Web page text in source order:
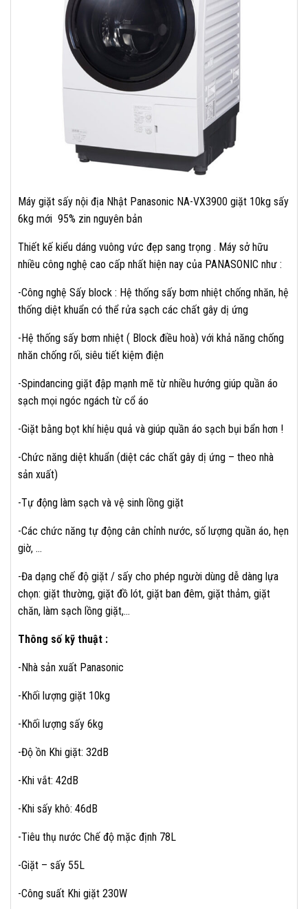
Máy giặt sấy nội địa Nhật Panasonic NA-VX3900 giặt 10kg sấy
6kg mới 95% zin nguyên bản
Thiết kế kiểu dáng vuông vức đẹp sang trọng . Máy sở hữu
nhiều công nghệ cao cấp nhất hiện nay của PANASONIC như :
-Công nghệ Sấy block : Hệ thống sấy bơm nhiệt chống nhăn, hệ
thống diệt khuẩn có thể rửa sạch các chất gây dị ứng
-Hệ thống sấy bơm nhiệt ( Block điều hoà) với khả năng chống
nhăn chống rối, siêu tiết kiệm điện
-Spindancing giặt đập mạnh mẽ từ nhiều hướng giúp quần áo
sạch mọi ngóc ngách từ cổ áo
-Giặt bằng bọt khí hiệu quả và giúp quần áo sạch bụi bẩn hơn !
-Chức năng diệt khuẩn (diệt các chất gây dị ứng – theo nhà
sản xuất)
-Tự động làm sạch và vệ sinh lồng giặt
-Các chức năng tự động cân chỉnh nước, số lượng quần áo, hẹn
giờ, …
-Đa dạng chế độ giặt / sấy cho phép người dùng dễ dàng lựa
chọn: giặt thường, giặt đồ lót, giặt ban đêm, giặt thảm, giặt
chăn, làm sạch lồng giặt,…
Thông số kỹ thuật :
-Nhà sản xuất Panasonic
-Khối lượng giặt 10kg
-Khối lượng sấy 6kg
-Độ ồn Khi giặt: 32dB
-Khi vắt: 42dB
-Khi sấy khô: 46dB
-Tiêu thụ nước Chế độ mặc định 78L
-Giặt – sấy 55L
-Công suất Khi giặt 230W